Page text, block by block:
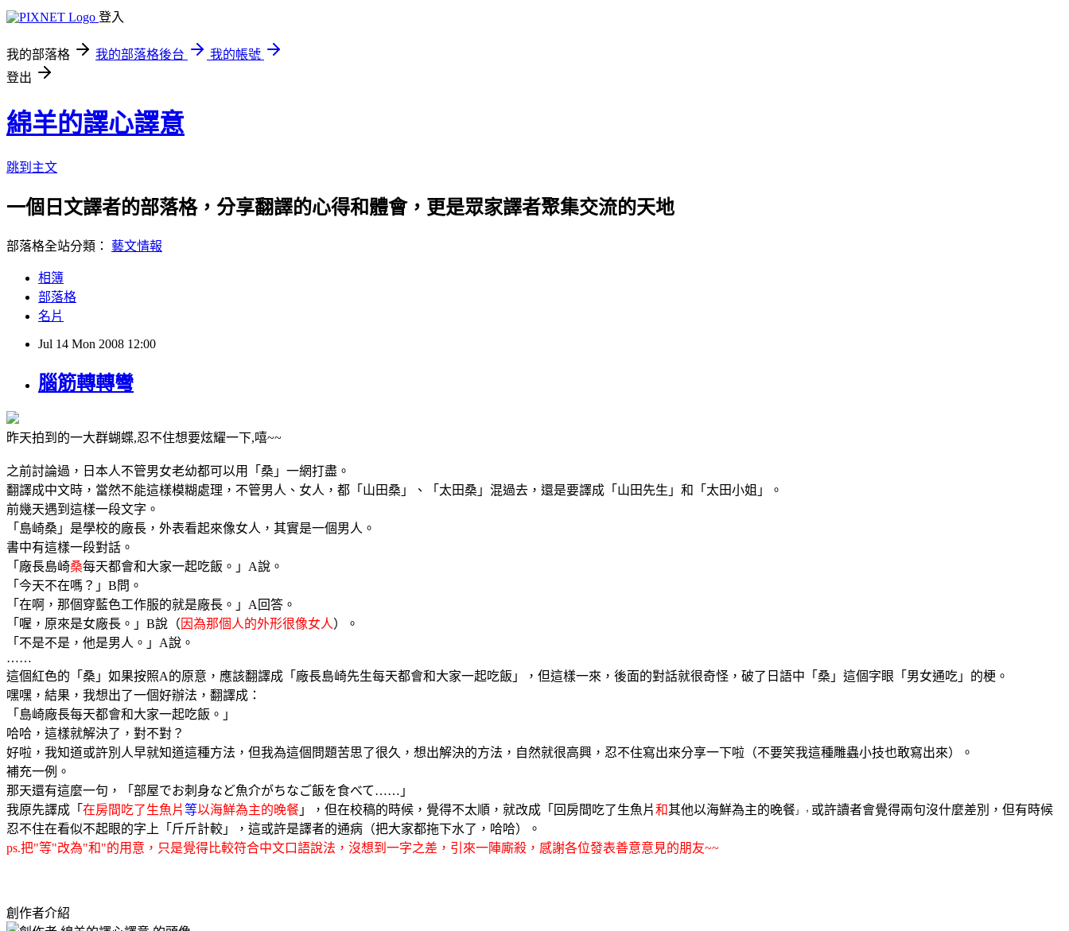
登入
我的部落格 我的部落格後台
我的帳號
登出
綿羊的譯心譯意
跳到主文
一個日文譯者的部落格，分享翻譯的心得和體會，更是眾家譯者聚集交流的天地
部落格全站分類： 藝文情報
相簿
部落格
名片
Jul 14 Mon 2008 12:00
腦筋轉轉彎
昨天拍到的一大群蝴蝶,忍不住想要炫耀一下,嘻~~
之前討論過，日本人不管男女老幼都可以用「桑」一網打盡。
翻譯成中文時，當然不能這樣模糊處理，不管男人、女人，都「山田桑」、「太田桑」混過去，還是要譯成「山田先生」和「太田小姐」。
前幾天遇到這樣一段文字。
「島崎桑」是學校的廠長，外表看起來像女人，其實是一個男人。
書中有這樣一段對話。
「廠長島崎桑每天都會和大家一起吃飯。」A說。
「今天不在嗎？」B問。
「在啊，那個穿藍色工作服的就是廠長。」A回答。
「喔，原來是女廠長。」B說（ 因為那個人的外形很像女人）。
「不是不是，他是男人。」A說。
……
這個紅色的「桑」如果按照A的原意，應該翻譯成「廠長島崎先生每天都會和大家一起吃飯」，但這樣一來，後面的對話就很奇怪，破了日語中「桑」這個字眼「男女通吃」的梗。
嘿嘿，結果，我想出了一個好辦法，翻譯成：
「島崎廠長每天都會和大家一起吃飯。」
哈哈，這樣就解決了，對不對？
好啦，我知道或許別人早就知道這種方法，但我為這個問題苦思了很久，想出解決的方法，自然就很高興，忍不住寫出來分享一下啦（不要笑我這種雕蟲小技也敢寫出來）。
補充一例。
那天還有這麼一句，「部屋でお刺身など魚介がちなご飯を食べて……」
我原先譯成「 在房間吃了生魚片等以海鮮為主的晚餐 」，但在校稿的時候，覺得不太順，就改成「回房間吃了生魚片和其他以海鮮為主的晚餐」， 或許讀者會覺得兩句沒什麼差別，但有時候
忍不住在看似不起眼的字上「斤斤計較」，這或許是譯者的通病（把大家都拖下水了，哈哈）。
ps.把"等"改為"和"的用意，只是覺得比較符合中文口語說法，沒想到一字之差，引來一陣廝殺，感謝各位發表善意意見的朋友~~
創作者介紹